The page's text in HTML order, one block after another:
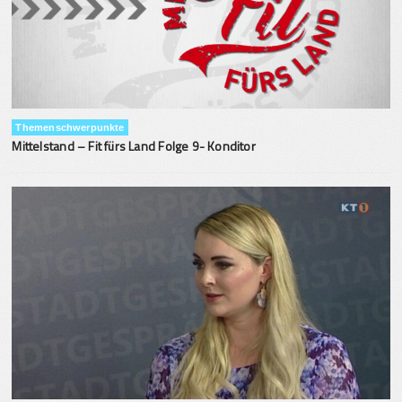
Themenschwerpunkte
Mittelstand – Fit fürs Land Folge 9- Konditor